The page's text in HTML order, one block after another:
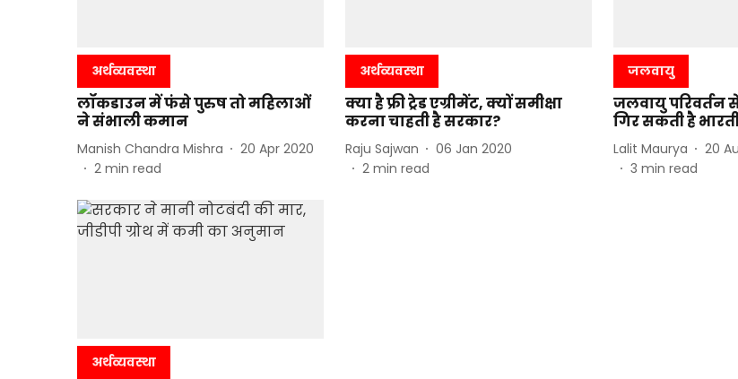
अर्थव्यवस्था
लॉकडाउन में फंसे पुरुष तो महिलाओं
ने संभाली कमान
Manish Chandra Mishra
20 Apr 2020
2 min read
अर्थव्यवस्था
क्या है फ्री ट्रेड एग्रीमेंट, क्यों समीक्षा
करना चाहती है सरकार?
Raju Sajwan
06 Jan 2020
2 min read
जलवायु
जलवायु परिवर्तन
गिर सकती है
Lalit Maurya
20
3 min read
अर्थव्यवस्था